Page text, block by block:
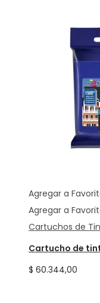
Agregar a
Agregar a
Cartuchos de
Cartucho de
$ 60.344,00